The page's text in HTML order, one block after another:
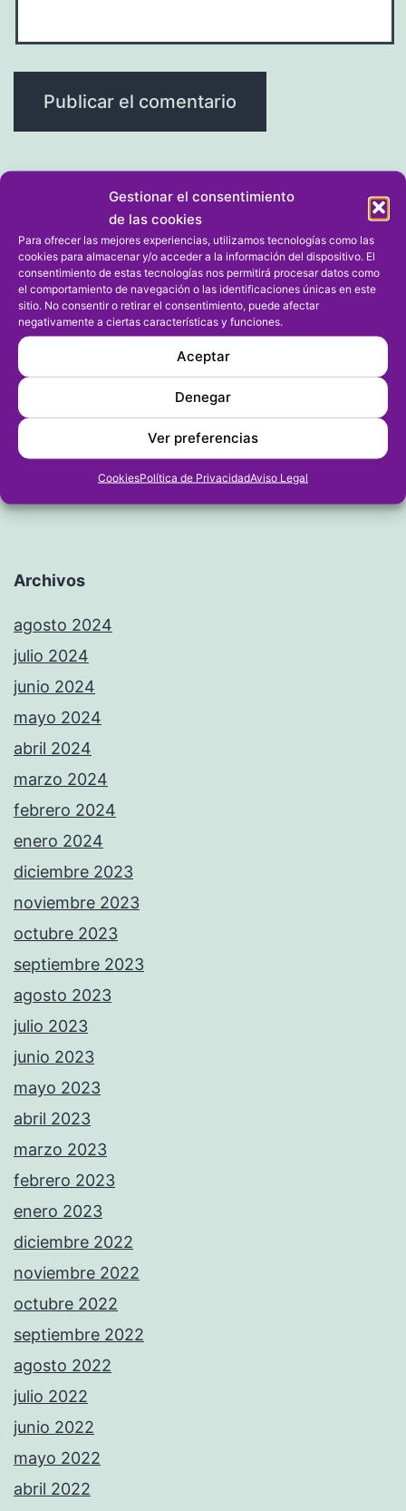
Gestionar el consentimiento
de las cookies
Para ofrecer las mejores experiencias, utilizamos tecnologías como las
cookies para almacenar y/o acceder a la información del dispositivo. El
consentimiento de estas tecnologías nos permitirá procesar datos como
el comportamiento de navegación o las identificaciones únicas en este
sitio. No consentir o retirar el consentimiento, puede afectar
negativamente a ciertas características y funciones.
Aceptar
Denegar
Ver preferencias
CookiesPolítica de PrivacidadAviso Legal
Navegación
de
entradas
Entrada anterior
Vicent Molines es proclamado
presidente de la Federación
Entrada siguiente
El Pego gana en un jornada en la
que Pedreguer y Gorgos golean
Archivos
agosto 2024
julio 2024
junio 2024
mayo 2024
abril 2024
marzo 2024
febrero 2024
enero 2024
diciembre 2023
noviembre 2023
octubre 2023
septiembre 2023
agosto 2023
julio 2023
junio 2023
mayo 2023
abril 2023
marzo 2023
febrero 2023
enero 2023
diciembre 2022
noviembre 2022
octubre 2022
septiembre 2022
agosto 2022
julio 2022
junio 2022
mayo 2022
abril 2022